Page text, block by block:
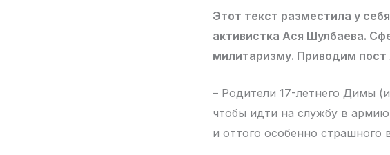
Этот текст разместила у
активистка Ася Шулбаева.
милитаризму. Приводим пост
– Родители 17-летнего Димы
чтобы идти на службу в
и оттого особенно страшного